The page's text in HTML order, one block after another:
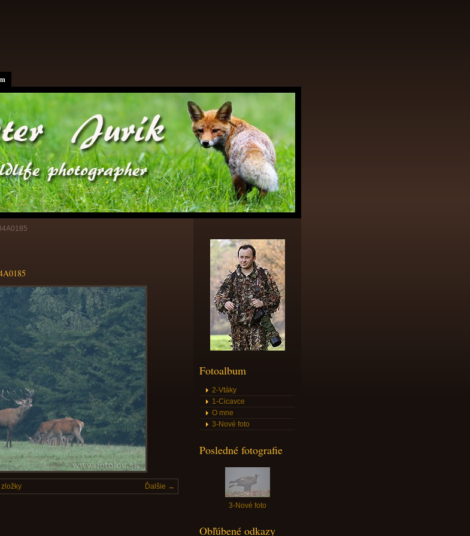
Ďalšie →
Fotoalbum
2-Vtáky
1-Cicavce
O mne
3-Nové foto
Posledné fotografie
3-Nové foto
Obľúbené odkazy